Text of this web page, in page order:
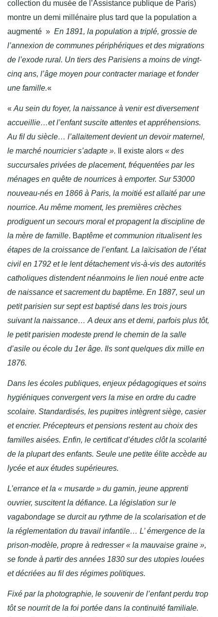
collection du musée de l’Assistance publique de Paris)
montre un demi millénaire plus tard que la population a
augmenté » En 1891, la population a triplé, grossie de
l’annexion de communes périphériques et des migrations
de l’exode rural. Un tiers des Parisiens a moins de vingt-
cinq ans, l’âge moyen pour contracter mariage et fonder
une famille.«
« Au sein du foyer, la naissance à venir est diversement
accueillie…et l’enfant suscite attentes et appréhensions.
Au fil du siècle… l’allaitement devient un devoir maternel,
le marché nourricier s’adapte ».
Il existe alors « des
succursales privées de placement, fréquentées par les
ménages en quête de nourrices à emporter. Sur 53000
nouveau-nés en 1866 à Paris, la moitié est allaité par une
nourrice. Au même moment, les premières crèches
prodiguent un secours moral et propagent la discipline de
la mère de famille. Baptême et communion ritualisent les
étapes de la croissance de l’enfant. La laïcisation de l’état
civil en 1792 et le lent détachement vis-à-vis des autorités
catholiques distendent néanmoins le lien noué entre acte
de naissance et sacrement du baptême. En 1887, seul un
petit parisien sur sept est baptisé dans les trois jours
suivant la naissance… A deux ans et demi, parfois plus tôt,
le petit parisien modeste prend le chemin de la salle
d’asile ou école du 1er âge. Ils sont quelques dix mille en
1876.
Dans les écoles publiques, enjeux pédagogiques et soins
hygiéniques convergent vers la mise en ordre du cadre
scolaire. Standardisés, les pupitres intègrent siège, casier
et encrier. Précepteurs et pensions restent au choix des
familles aisées. Enfin, le certificat d’études clôt la scolarité
de la plupart des enfants. Seule une petite élite accède au
lycée et aux études supérieures.
L’errance et la « musarde » du gamin, jeune apprenti
ouvrier, suscitent la défiance. La législation sur le
vagabondage se durcit au rythme de la scolarisation et de
la réglementation du travail infantile… L’ émergence de la
prison-modèle, propre à redresser « la mauvaise graine »,
se fonde à partir des années 1830 sur des utopies louées
et décriées au fil des régimes politiques.
Fixé par la photographie, le souvenir de l’enfant perdu trop
tôt se nourrit de la foi portée dans la continuité familiale.